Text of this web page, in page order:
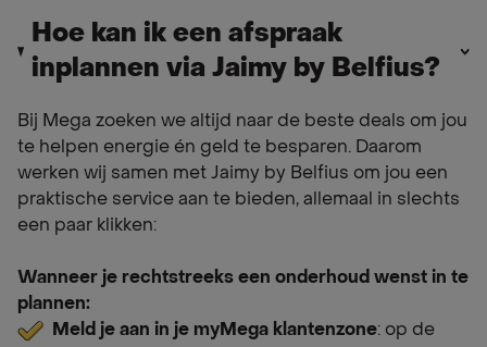
Hoe kan ik een afspraak
inplannen via Jaimy by Belfius?
Bij Mega zoeken we altijd naar de beste deals om jou
te helpen energie én geld te besparen. Daarom
werken wij samen met Jaimy by Belfius om jou een
praktische service aan te bieden, allemaal in slechts
een paar klikken:
Wanneer je rechtstreeks een onderhoud wenst in te
plannen:
Meld je aan in je myMega klantenzone: op de